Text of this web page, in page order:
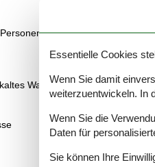
Wasser, Dusche
Essentielle Cookies
Wenn Sie damit
weiterzuentwickeln. In
Wenn Sie die
Daten für
Sie können Ihre